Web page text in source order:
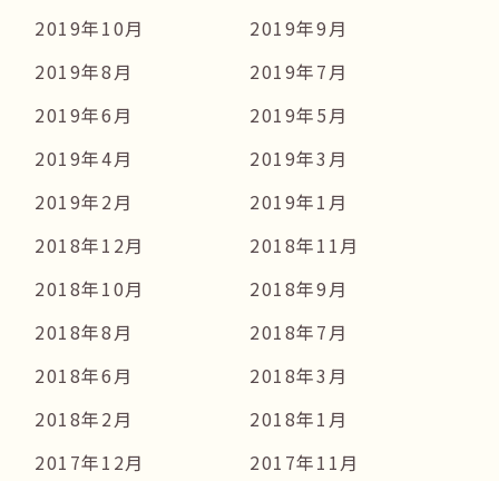
2019年10月
2019年9月
2019年8月
2019年7月
2019年6月
2019年5月
2019年4月
2019年3月
2019年2月
2019年1月
2018年12月
2018年11月
2018年10月
2018年9月
2018年8月
2018年7月
2018年6月
2018年3月
2018年2月
2018年1月
2017年12月
2017年11月